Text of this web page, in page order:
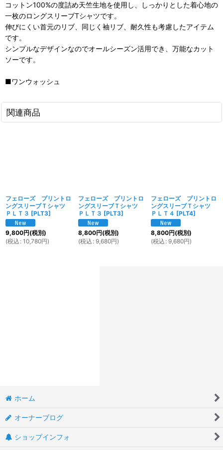
コットン100%の度詰め天竺生地を使用し、しっかりとした着心地の
一枚のロングスリーブTシャツです。
伸びにくい首元のリブ、同じく袖リブ、耐久性も考慮したアイテム
です。
シンプルなデザインなのでオールシーズン活用でき、万能なカット
ソーです。
■ワンウォッシュ
関連商品
フェローズ プリントロ
ングスリーブＴシャツ
ＰＬＴ３ [PLT3]
9,800円(税別)
(税込 : 10,780円)
フェローズ プリントロ
ングスリーブＴシャツ
ＰＬＴ３ [PLT3]
8,800円(税別)
(税込 : 9,680円)
フェローズ プリントロ
ングスリーブＴシャツ
ＰＬＴ４ [PLT4]
8,800円(税別)
(税込 : 9,680円)
ホーム
オーナーブログ
ショップインフォ